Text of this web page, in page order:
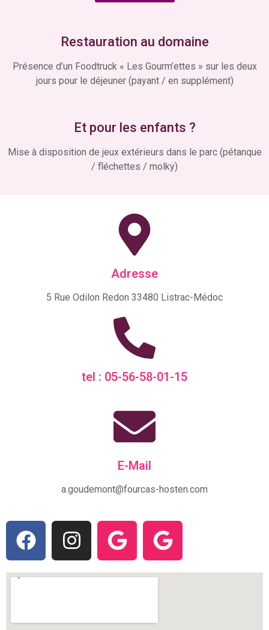
Restauration au domaine
Présence d’un Foodtruck « Les Gourm’ettes » sur les deux
jours pour le déjeuner (payant / en supplément)
Et pour les enfants ?
Mise à disposition de jeux extérieurs dans le parc (pétanque
/ fléchettes / molky)
Adresse
5 Rue Odilon Redon 33480 Listrac-Médoc
tel : 05-56-58-01-15
E-Mail
a.goudemont@fourcas-hosten.com